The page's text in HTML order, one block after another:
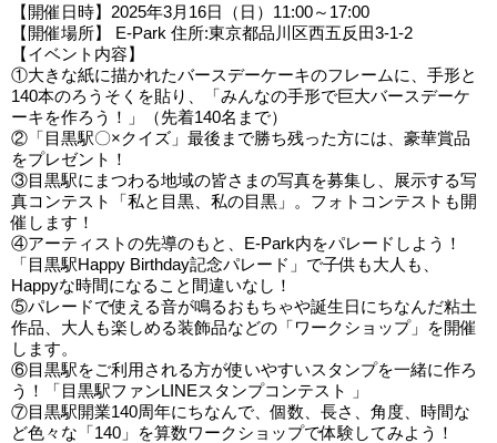
【開催日時】2025年3月16日（日）11:00～17:00
【開催場所】 E-Park 住所:東京都品川区西五反田3-1-2
【イベント内容】
①大きな紙に描かれたバースデーケーキのフレームに、手形と
140本のろうそくを貼り、「みんなの手形で巨大バースデーケ
ーキを作ろう！」（先着140名まで）
②「目黒駅〇×クイズ」最後まで勝ち残った方には、豪華賞品
をプレゼント！
③目黒駅にまつわる地域の皆さまの写真を募集し、展示する写
真コンテスト「私と目黒、私の目黒」。フォトコンテストも開
催します！
④アーティストの先導のもと、E-Park内をパレードしよう！
「目黒駅Happy Birthday記念パレード」で子供も大人も、
Happyな時間になること間違いなし！
⑤パレードで使える音が鳴るおもちゃや誕生日にちなんだ粘土
作品、大人も楽しめる装飾品などの「ワークショップ」を開催
します。
⑥目黒駅をご利用される方が使いやすいスタンプを一緒に作ろ
う！「目黒駅ファンLINEスタンプコンテスト 」
⑦目黒駅開業140周年にちなんで、個数、長さ、角度、時間な
ど色々な「140」を算数ワークショップで体験してみよう！